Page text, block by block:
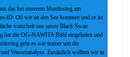
das bei unserem Monitoring am
ID: O6 wir an den See kommen und er ist
watschelt uns unser Black Swan
hat die OG-NAWITA Bühl eingeladen und
geht es wie immer um die
Wasseranalyse. Zusätzlich wollten wir in